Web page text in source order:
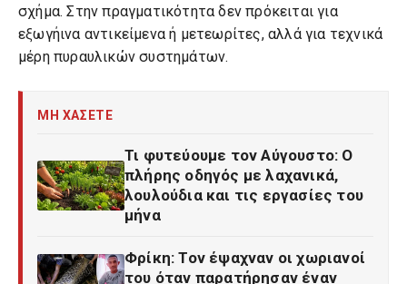
σχήμα. Στην πραγματικότητα δεν πρόκειται για
εξωγήινα αντικείμενα ή μετεωρίτες, αλλά για τεχνικά
μέρη πυραυλικών συστημάτων.
ΜΗ ΧΑΣΕΤΕ
Τι φυτεύουμε τον Αύγουστο: Ο
πλήρης οδηγός με λαχανικά,
λουλούδια και τις εργασίες του
μήνα
Φρίκη: Τον έψαχναν οι χωριανοί
του όταν παρατήρησαν έναν